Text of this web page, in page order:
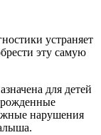
устраняет
эту самую
для детей
нарушения